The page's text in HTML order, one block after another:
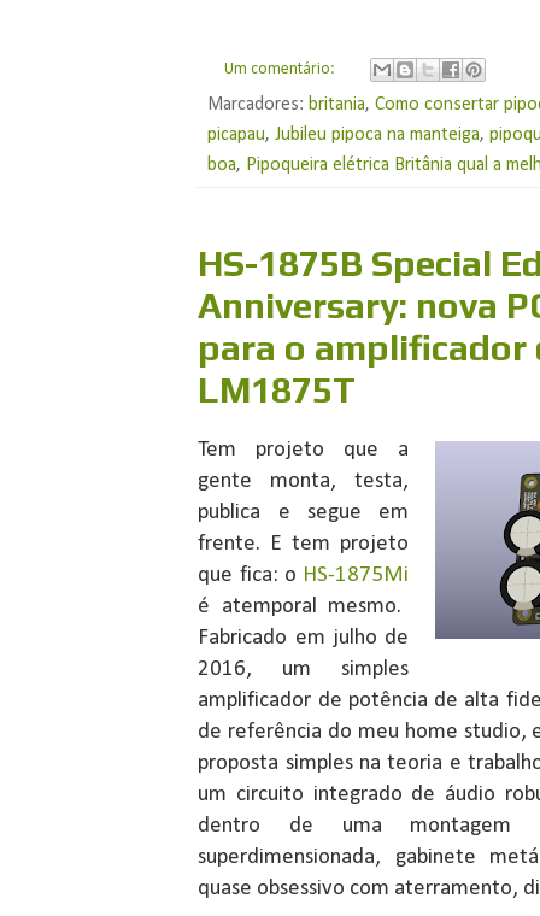
Um comentário:
Marcadores: britania,Como consertar
picapau,Jubileu pipoca na manteiga,
boa, Pipoqueira elétrica Britânia qual a
HS-1875B Special
Anniversary: nova
para o amplificador
LM1875T
Tem projeto que a
gente monta, testa,
publica e segue em
frente. E tem projeto
que fica: o HS-1875Mi
é atemporal mesmo.
Fabricado em julho de
2016, um simples
amplificador de potência de alta
de referência do meu home studio,
proposta simples na teoria e
um circuito integrado de áudio
dentro de uma montagem
superdimensionada, gabinete
quase obsessivo com aterramento,